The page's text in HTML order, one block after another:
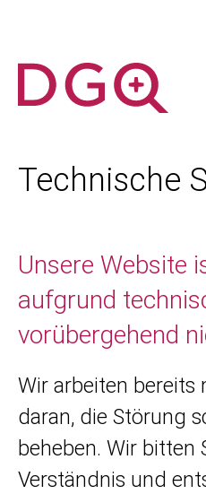
Technische
Unsere Website
aufgrund
vorübergehend
Wir arbeiten bereits
daran, die Störung
beheben. Wir bitten
Verständnis und